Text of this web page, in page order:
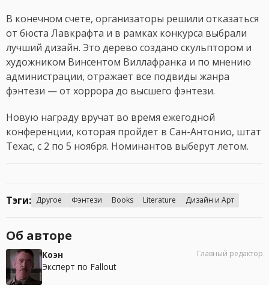
В конечном счете, организаторы решили отказаться
от бюста Лавкрафта и в рамках конкурса выбрали
лучший дизайн. Это дерево создано скульптором и
художником Винсентом Виллафранка и по мнению
администрации, отражает все подвиды жанра
фэнтези — от хоррора до высшего фэнтези.
Новую награду вручат во время ежегодной
конференции, которая пройдет в Сан-Антонио, штат
Техас, с 2 по 5 ноября. Номинантов выберут летом.
Тэги: Другое Фэнтези Books Literature Дизайн и Арт
Об авторе
Коэн
Эксперт по Fallout
Главный редактор